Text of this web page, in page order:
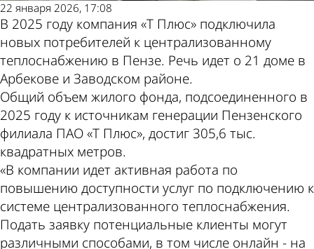
22 января 2026, 17:08
В 2025 году компания «Т Плюс» подключила
новых потребителей к централизованному
теплоснабжению в Пензе. Речь идет о 21 доме в
Арбекове и Заводском районе.
Общий объем жилого фонда, подсоединенного в
2025 году к источникам генерации Пензенского
филиала ПАО «Т Плюс», достиг 305,6 тыс.
квадратных метров.
«В компании идет активная работа по
повышению доступности услуг по подключению к
системе централизованного теплоснабжения.
Подать заявку потенциальные клиенты могут
различными способами, в том числе онлайн - на